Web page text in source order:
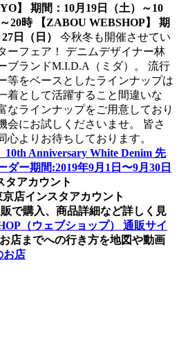
】 期間：10月19日（土）～10
20時 【ZABOU WEBSHOP】 期
日（日）
今秋冬も開催させてい
ーフェア！ デニムデザイナー林
ブランドM.I.D.A（ミダ）。 流行
等をベースとしたラインナップは
着として活躍すること間違いな
なラインナップをご用意しており
会にお試しくださいませ。 皆さ
心よりお待ちしております。
Anniversary White Denim 先
ー期間:2019年9月1日〜9月30日
タアカウント
京店インスタアカウント
で購入、商品詳細など詳しく見
（ウェブショップ） 通販サイ
店までへの行き方を地図や動画
お店